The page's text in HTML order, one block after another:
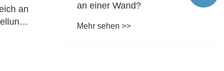
an
an einer Wand?
Mehr sehen >>